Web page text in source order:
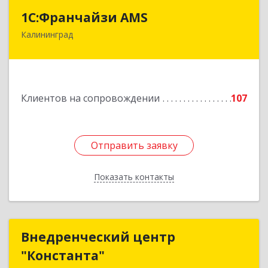
1С:Франчайзи AMS
Калининград
Клиентов на сопровождении 107
Отправить заявку
Показать контакты
238325, Калининградская обл, Гурьевский р-н,
Отправить заявку
Назад
Внедренческий центр
"Константа"
Внедренческий центр